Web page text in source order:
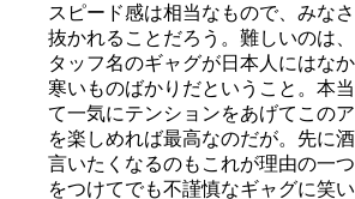
スピード感は相当なもので、みな
抜かれることだろう。難しいのは
タッフ名のギャグが日本人にはな
寒いものばかりだということ。本
て一気にテンションをあげてこの
を楽しめれば最高なのだが。先に
言いたくなるのもこれが理由の一
をつけてでも不謹慎なギャグに笑